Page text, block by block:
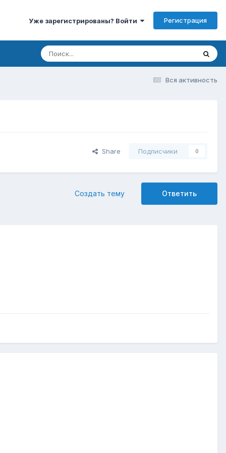
Уже зарегистрированы? Войти Регистрация
Вся активность
Share Подписчики 0
Ответить
Создать тему